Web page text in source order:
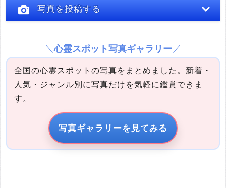
写真を投稿する
写真の説明
心霊スポット写真ギャラリー
全国の心霊スポットの写真をまとめました。新着・
人気・ジャンル別に写真だけを気軽に鑑賞できま
す。
写真ギャラリーを見てみる